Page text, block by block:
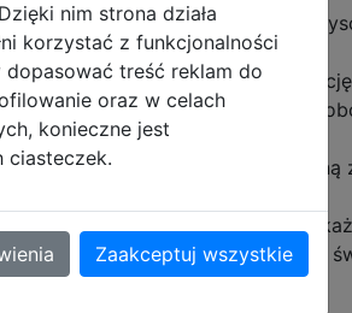
Space Marines, słynący z
Astartes regulującego
ludzkości przed siłami Chaosu,
że Ultramarines stali się
to obowiązkowa pozycja dla
charakter sprawiają, że będzie to
nim strona działa
korzystać z funkcjonalności
treść reklam do
oraz w celach
konieczne jest
ciasteczek.
Zaakceptuj wszystkie